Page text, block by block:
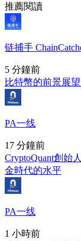
推薦閱讀
链捕手
5 分鐘前
比特幣的前景展
PA一线
17 分鐘前
CryptoQuant創始
金時代的水平
PA一线
1 小時前